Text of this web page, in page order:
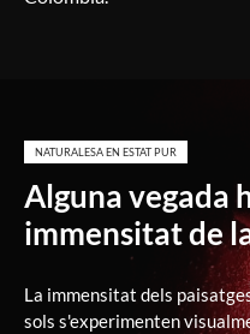
NATURALESA EN ESTAT PUR
Alguna vegada
immensitat de
La immensitat dels
sols s'experimenten